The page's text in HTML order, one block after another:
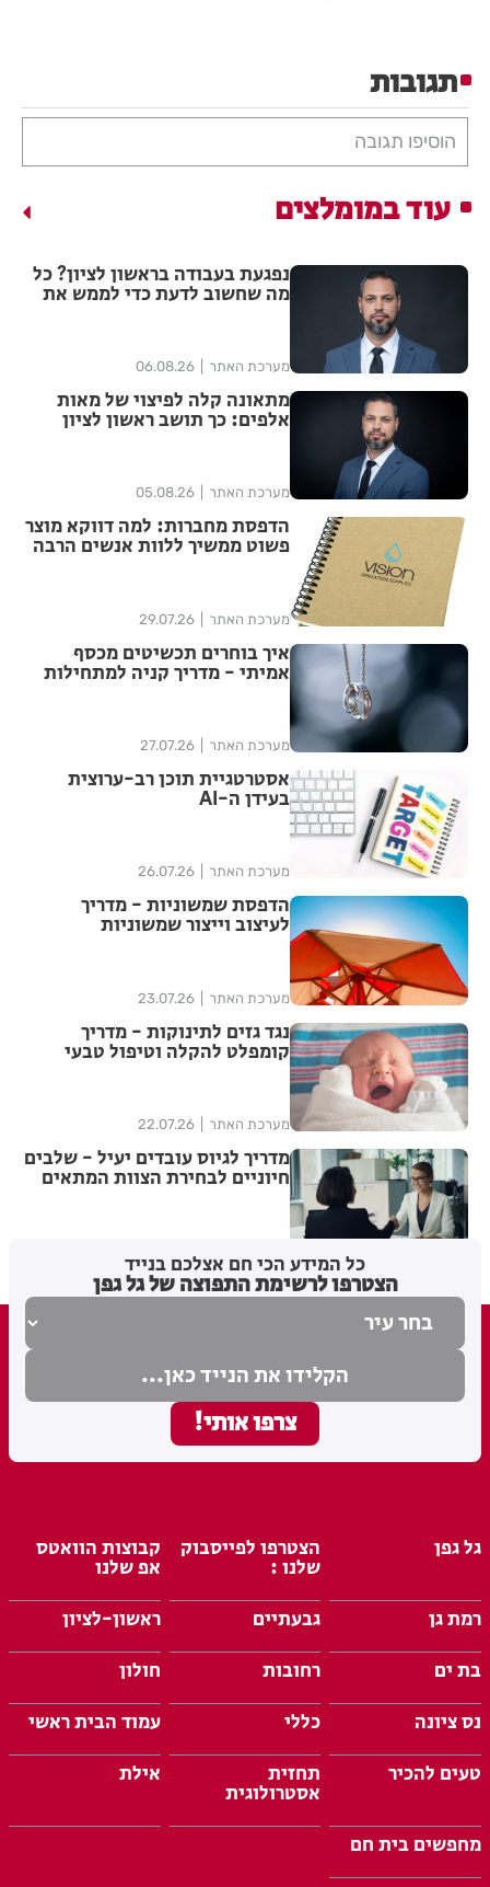
תגובות
הוסיפו תגובה
עוד במומלצים
נפגעת בעבודה בראשון לציון? כל
מה שחשוב לדעת כדי לממש את
מערכת האתר 06.08.26
מתאונה קלה לפיצוי של מאות
אלפים: כך תושב ראשון לציון
מערכת האתר 05.08.26
הדפסת מחברות: למה דווקא מוצר
פשוט ממשיך ללוות אנשים הרבה
מערכת האתר 29.07.26
איך בוחרים תכשיטים מכסף
אמיתי - מדריך קניה למתחילות
מערכת האתר 27.07.26
אסטרטגיית תוכן רב-ערוצית
בעידן ה-AI
מערכת האתר 26.07.26
הדפסת שמשוניות - מדריך
לעיצוב וייצור שמשוניות
מערכת האתר 23.07.26
נגד גזים לתינוקות - מדריך
קומפלט להקלה וטיפול טבעי
מערכת האתר 22.07.26
מדריך לגיוס עובדים יעיל - שלבים
חיוניים לבחירת הצוות המתאים
כל המידע הכי חם אצלכם בנייד
הצטרפו לרשימת התפוצה של גל גפן
גל גפן הצטרפו לפייסבוק
שלנו :
קבוצות הוואטס
אפ שלנו
רמת גן
גבעתיים
ראשון-לציון
בת ים
רחובות
חולון
נס ציונה
כללי
עמוד הבית ראשי
טעים להכיר
תחזית
אסטרולוגית
אילת
מחפשים בית חם